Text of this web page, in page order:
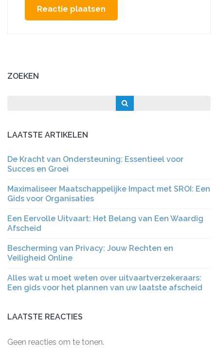
ZOEKEN
LAATSTE ARTIKELEN
De Kracht van Ondersteuning: Essentieel voor
Succes en Groei
Maximaliseer Maatschappelijke Impact met SROI: Een
Gids voor Organisaties
Een Eervolle Uitvaart: Het Belang van Een Waardig
Afscheid
Bescherming van Privacy: Jouw Rechten en
Veiligheid Online
Alles wat u moet weten over uitvaartverzekeraars:
Een gids voor het plannen van uw laatste afscheid
LAATSTE REACTIES
Geen reacties om te tonen.